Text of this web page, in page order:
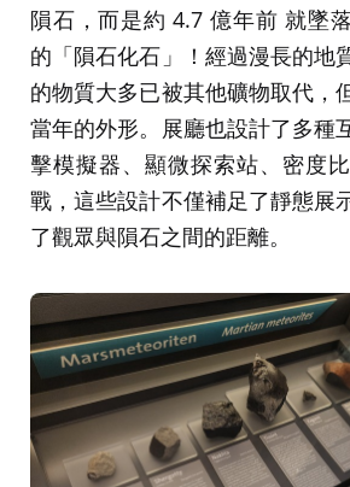
隕石，而是約 4.7 億年前 就墜
的「隕石化石」！經過漫長的地
的物質大多已被其他礦物取代，
當年的外形。展廳也設計了多種
擊模擬器、顯微探索站、密度
戰，這些設計不僅補足了靜態展
了觀眾與隕石之間的距離。